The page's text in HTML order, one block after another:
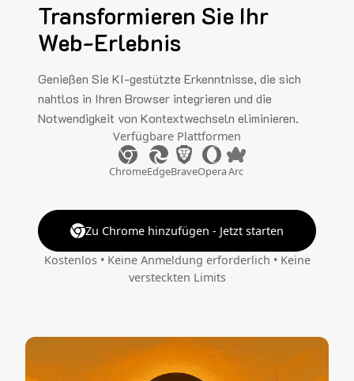
Transformieren Sie Ihr
Web-Erlebnis
Genießen Sie KI-gestützte Erkenntnisse, die sich
nahtlos in Ihren Browser integrieren und die
Notwendigkeit von Kontextwechseln eliminieren.
Verfügbare Plattformen
ChromeEdgeBraveOperaArc
Zu Chrome hinzufügen - Jetzt starten
Kostenlos • Keine Anmeldung erforderlich • Keine
versteckten Limits